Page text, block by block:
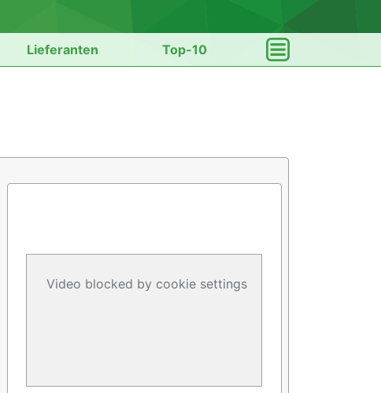
Lieferanten Top-10
Video blocked by cookie settings